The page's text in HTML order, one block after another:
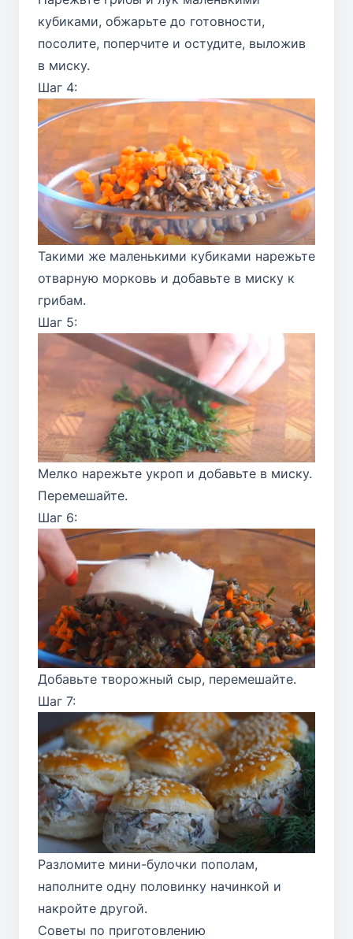
кубиками, обжарьте до готовности,
посолите, поперчите и остудите, выложив
в миску.
Шаг 4:
Такими же маленькими кубиками нарежьте
отварную морковь и добавьте в миску к
грибам.
Шаг 5:
Мелко нарежьте укроп и добавьте в миску.
Перемешайте.
Шаг 6:
Добавьте творожный сыр, перемешайте.
Шаг 7:
Разломите мини-булочки пополам,
наполните одну половинку начинкой и
накройте другой.
Советы по приготовлению